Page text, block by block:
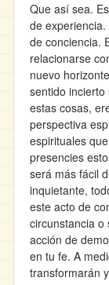
Que así sea.
de
de conciencia.
relacionarse
nuevo
sentido
estas cosas,
perspectiva
espirituales
presencies
será más fácil
inquietante,
este acto de
circunstancia o
acción de
en tu fe. A
transformarán